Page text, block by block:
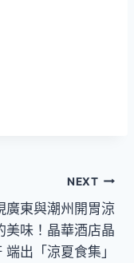
NEXT
廣東與潮州開胃涼
美味！晶華酒店晶
端出「涼夏食集」